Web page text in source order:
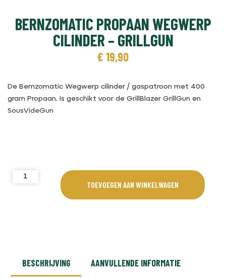
BERNZOMATIC PROPAAN WEGWERP
CILINDER – GRILLGUN
€ 19,90
De Bernzomatic Wegwerp cilinder / gaspatroon met 400
gram Propaan. Is geschikt voor de GrillBlazer GrillGun en
SousVideGun
TOEVOEGEN AAN WINKELWAGEN
BESCHRIJVING AANVULLENDE INFORMATIE